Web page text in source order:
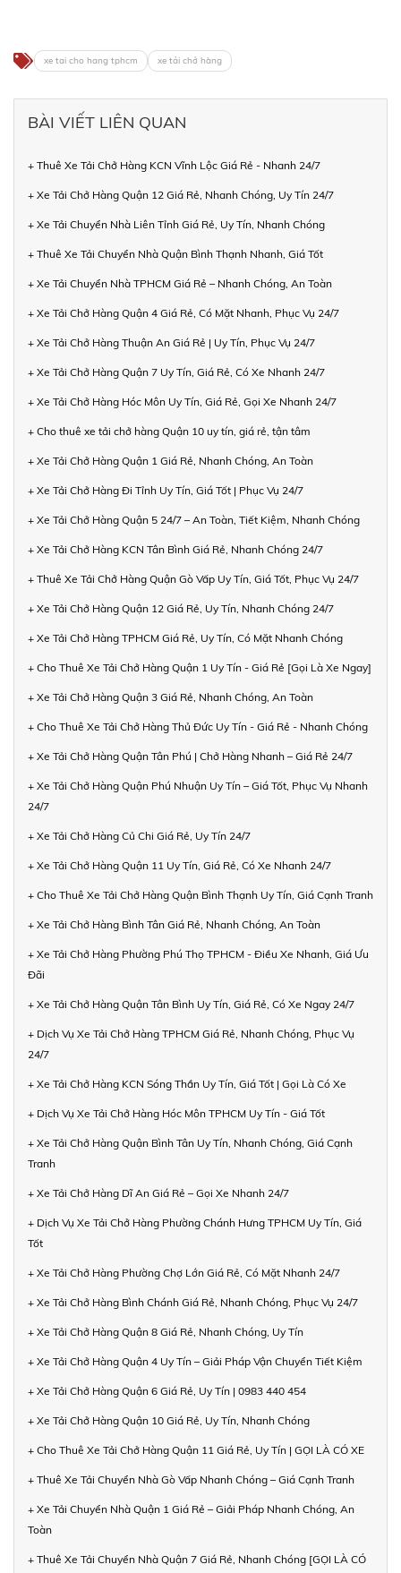
xe tai cho hang tphcm xe tải chở hàng
BÀI VIẾT LIÊN QUAN
+ Thuê Xe Tải Chở Hàng KCN Vĩnh Lộc Giá Rẻ - Nhanh 24/7
+ Xe Tải Chở Hàng Quận 12 Giá Rẻ, Nhanh Chóng, Uy Tín 24/7
+ Xe Tải Chuyển Nhà Liên Tỉnh Giá Rẻ, Uy Tín, Nhanh Chóng
+ Thuê Xe Tải Chuyển Nhà Quận Bình Thạnh Nhanh, Giá Tốt
+ Xe Tải Chuyển Nhà TPHCM Giá Rẻ – Nhanh Chóng, An Toàn
+ Xe Tải Chở Hàng Quận 4 Giá Rẻ, Có Mặt Nhanh, Phục Vụ 24/7
+ Xe Tải Chở Hàng Thuận An Giá Rẻ | Uy Tín, Phục Vụ 24/7
+ Xe Tải Chở Hàng Quận 7 Uy Tín, Giá Rẻ, Có Xe Nhanh 24/7
+ Xe Tải Chở Hàng Hóc Môn Uy Tín, Giá Rẻ, Gọi Xe Nhanh 24/7
+ Cho thuê xe tải chở hàng Quận 10 uy tín, giá rẻ, tận tâm
+ Xe Tải Chở Hàng Quận 1 Giá Rẻ, Nhanh Chóng, An Toàn
+ Xe Tải Chở Hàng Đi Tỉnh Uy Tín, Giá Tốt | Phục Vụ 24/7
+ Xe Tải Chở Hàng Quận 5 24/7 – An Toàn, Tiết Kiệm, Nhanh Chóng
+ Xe Tải Chở Hàng KCN Tân Bình Giá Rẻ, Nhanh Chóng 24/7
+ Thuê Xe Tải Chở Hàng Quận Gò Vấp Uy Tín, Giá Tốt, Phục Vụ 24/7
+ Xe Tải Chở Hàng Quận 12 Giá Rẻ, Uy Tín, Nhanh Chóng 24/7
+ Xe Tải Chở Hàng TPHCM Giá Rẻ, Uy Tín, Có Mặt Nhanh Chóng
+ Cho Thuê Xe Tải Chở Hàng Quận 1 Uy Tín - Giá Rẻ [Gọi Là Xe Ngay]
+ Xe Tải Chở Hàng Quận 3 Giá Rẻ, Nhanh Chóng, An Toàn
+ Cho Thuê Xe Tải Chở Hàng Thủ Đức Uy Tín - Giá Rẻ - Nhanh Chóng
+ Xe Tải Chở Hàng Quận Tân Phú | Chở Hàng Nhanh – Giá Rẻ 24/7
+ Xe Tải Chở Hàng Quận Phú Nhuận Uy Tín – Giá Tốt, Phục Vụ Nhanh
24/7
+ Xe Tải Chở Hàng Củ Chi Giá Rẻ, Uy Tín 24/7
+ Xe Tải Chở Hàng Quận 11 Uy Tín, Giá Rẻ, Có Xe Nhanh 24/7
+ Cho Thuê Xe Tải Chở Hàng Quận Bình Thạnh Uy Tín, Giá Cạnh Tranh
+ Xe Tải Chở Hàng Bình Tân Giá Rẻ, Nhanh Chóng, An Toàn
+ Xe Tải Chở Hàng Phường Phú Thọ TPHCM - Điều Xe Nhanh, Giá Ưu
Đãi
+ Xe Tải Chở Hàng Quận Tân Bình Uy Tín, Giá Rẻ, Có Xe Ngay 24/7
+ Dịch Vụ Xe Tải Chở Hàng TPHCM Giá Rẻ, Nhanh Chóng, Phục Vụ
24/7
+ Xe Tải Chở Hàng KCN Sóng Thần Uy Tín, Giá Tốt | Gọi Là Có Xe
+ Dịch Vụ Xe Tải Chở Hàng Hóc Môn TPHCM Uy Tín - Giá Tốt
+ Xe Tải Chở Hàng Quận Bình Tân Uy Tín, Nhanh Chóng, Giá Cạnh
Tranh
+ Xe Tải Chở Hàng Dĩ An Giá Rẻ – Gọi Xe Nhanh 24/7
+ Dịch Vụ Xe Tải Chở Hàng Phường Chánh Hưng TPHCM Uy Tín, Giá
Tốt
+ Xe Tải Chở Hàng Phường Chợ Lớn Giá Rẻ, Có Mặt Nhanh 24/7
+ Xe Tải Chở Hàng Bình Chánh Giá Rẻ, Nhanh Chóng, Phục Vụ 24/7
+ Xe Tải Chở Hàng Quận 8 Giá Rẻ, Nhanh Chóng, Uy Tín
+ Xe Tải Chở Hàng Quận 4 Uy Tín – Giải Pháp Vận Chuyển Tiết Kiệm
+ Xe Tải Chở Hàng Quận 6 Giá Rẻ, Uy Tín | 0983 440 454
+ Xe Tải Chở Hàng Quận 10 Giá Rẻ, Uy Tín, Nhanh Chóng
+ Cho Thuê Xe Tải Chở Hàng Quận 11 Giá Rẻ, Uy Tín | GỌI LÀ CÓ XE
+ Thuê Xe Tải Chuyển Nhà Gò Vấp Nhanh Chóng – Giá Cạnh Tranh
+ Xe Tải Chuyển Nhà Quận 1 Giá Rẻ – Giải Pháp Nhanh Chóng, An
Toàn
+ Thuê Xe Tải Chuyển Nhà Quận 7 Giá Rẻ, Nhanh Chóng [GỌI LÀ CÓ